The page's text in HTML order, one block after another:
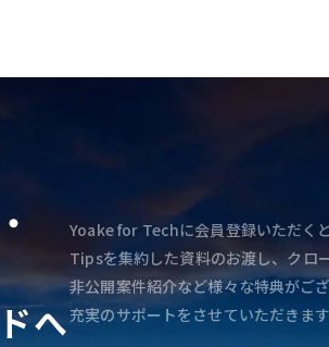
へ
Yoake for Techに会員登録いただく
Tipsを集約した資料のお渡し、クロ
非公開案件紹介など様々な特典がご
充実のサポートをさせていただきます